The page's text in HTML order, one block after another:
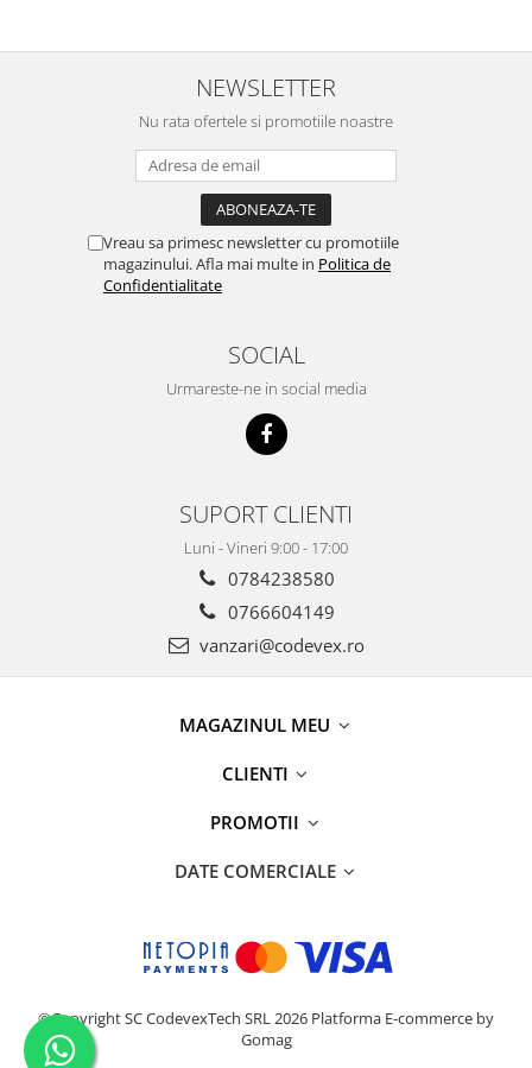
NEWSLETTER
Nu rata ofertele si promotiile noastre
Vreau sa primesc newsletter cu promotiile
magazinului. Afla mai multe in Politica de
Confidentialitate
SOCIAL
Urmareste-ne in social media
SUPORT CLIENTI
Luni - Vineri 9:00 - 17:00
0784238580
0766604149
vanzari@codevex.ro
MAGAZINUL MEU
CLIENTI
PROMOTII
DATE COMERCIALE
©Copyright SC CodevexTech SRL 2026 Platforma E-commerce by
Gomag